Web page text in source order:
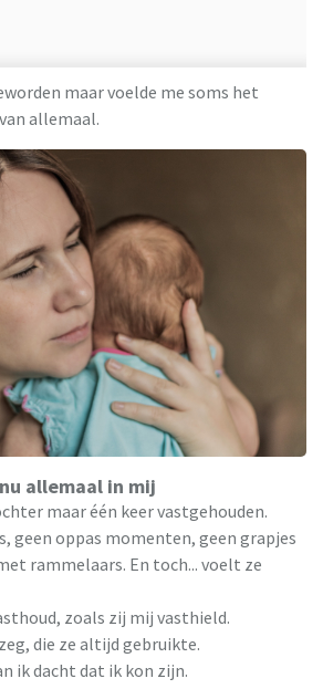
maar voelde me soms het
allemaal.
allemaal in mij
maar één keer vastgehouden.
geen oppas momenten, geen grapjes
rammelaars. En toch... voelt ze
zoals zij mij vasthield.
die ze altijd gebruikte.
ik dacht dat ik kon zijn.